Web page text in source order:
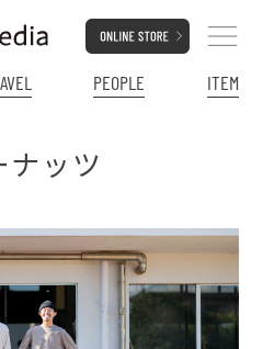
PEOPLE ITEM
ナッツ